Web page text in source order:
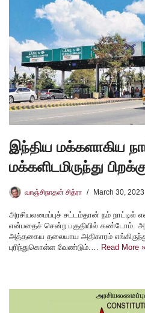
இந்திய மக்களாகிய
மக்களிடமிருந்து
வாஞ்சிநாதன் சித்ரா March 30, 2023
அரசியலமைப்புச் சட்டம்தான் நம் நாட்டில்
என்பதைச் சென்ற பகுதியில் கண்டோம்.
அத்தகைய தலையாய அதிகாரம்
புரிந்துகொள்ள வேண்டும்.… Read More »